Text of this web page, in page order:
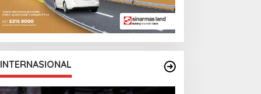
INTERNASIONAL